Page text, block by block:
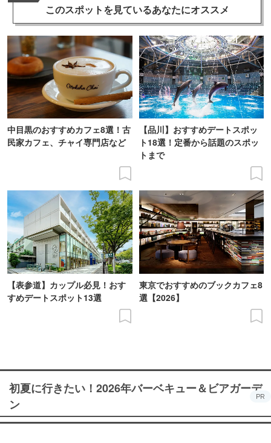
このスポットを見ているあなたにオススメ
中目黒のおすすめカフェ8選！古
民家カフェ、チャイ専門店など
【品川】おすすめデートスポッ
ト18選！定番から話題のスポッ
トまで
【表参道】カップル必見！おす
すめデートスポット13選
東京でおすすめのブックカフェ8
選【2026】
初夏に行きたい！2026年バーベキュー＆ビアガーデ
ン
PR